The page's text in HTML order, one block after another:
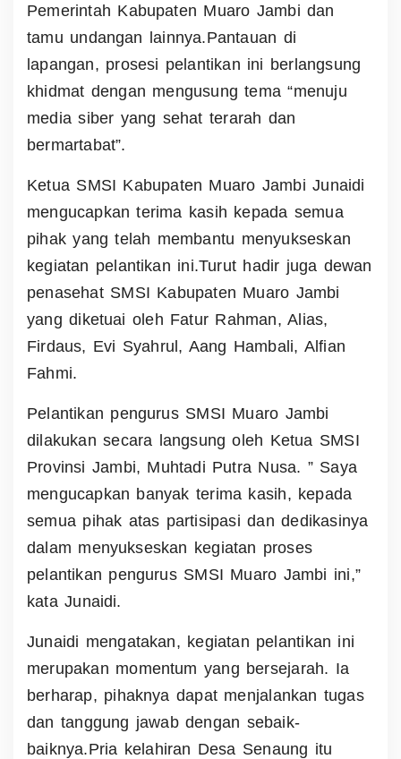
Pemerintah Kabupaten Muaro Jambi dan
tamu undangan lainnya.Pantauan di
lapangan, prosesi pelantikan ini berlangsung
khidmat dengan mengusung tema “menuju
media siber yang sehat terarah dan
bermartabat”.
Ketua SMSI Kabupaten Muaro Jambi Junaidi
mengucapkan terima kasih kepada semua
pihak yang telah membantu menyukseskan
kegiatan pelantikan ini.Turut hadir juga dewan
penasehat SMSI Kabupaten Muaro Jambi
yang diketuai oleh Fatur Rahman, Alias,
Firdaus, Evi Syahrul, Aang Hambali, Alfian
Fahmi.
Pelantikan pengurus SMSI Muaro Jambi
dilakukan secara langsung oleh Ketua SMSI
Provinsi Jambi, Muhtadi Putra Nusa. ” Saya
mengucapkan banyak terima kasih, kepada
semua pihak atas partisipasi dan dedikasinya
dalam menyukseskan kegiatan proses
pelantikan pengurus SMSI Muaro Jambi ini,”
kata Junaidi.
Junaidi mengatakan, kegiatan pelantikan ini
merupakan momentum yang bersejarah. Ia
berharap, pihaknya dapat menjalankan tugas
dan tanggung jawab dengan sebaik-
baiknya.Pria kelahiran Desa Senaung itu